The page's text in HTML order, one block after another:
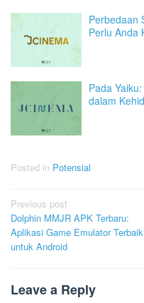
Perbedaan
Perlu Anda
Pada
dalam
Posted in Potensial
Post
navigation
Previous post
Dolphin MMJR APK Terbaru:
Aplikasi Game Emulator Terbaik
untuk Android
Leave a Reply